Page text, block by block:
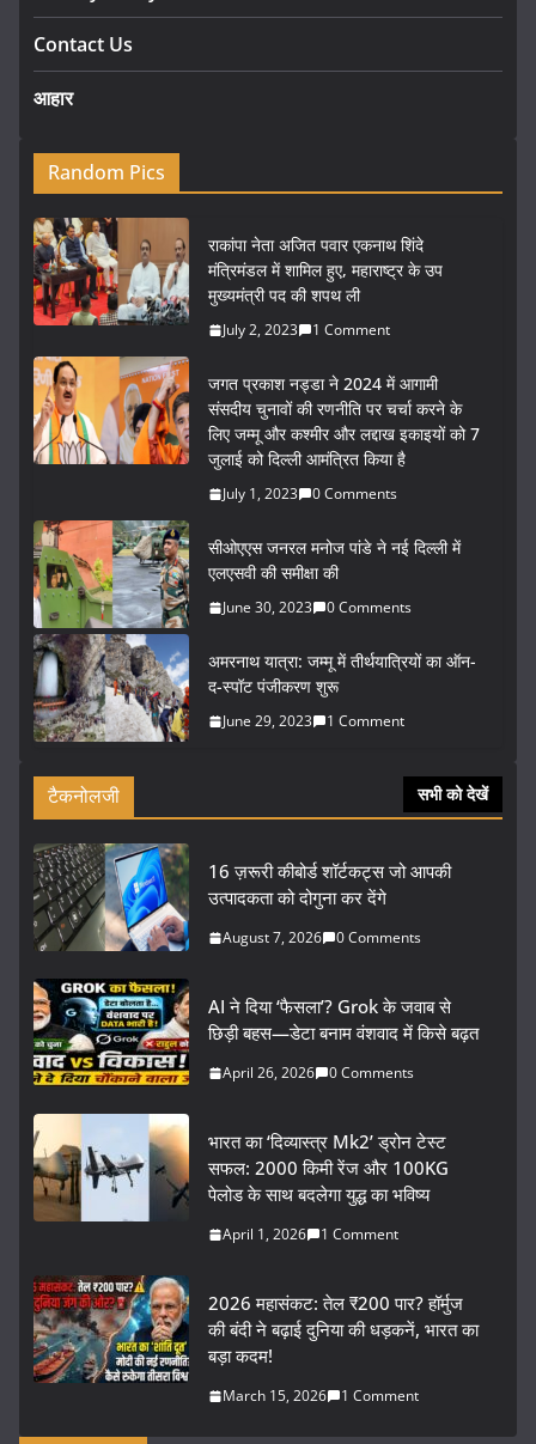
Contact Us
आहार
Random Pics
राकांपा नेता अजित पवार एकनाथ शिंदे
मंत्रिमंडल में शामिल हुए, महाराष्ट्र के उप
मुख्यमंत्री पद की शपथ ली
July 2, 2023 1 Comment
जगत प्रकाश नड्डा ने 2024 में आगामी
संसदीय चुनावों की रणनीति पर चर्चा करने के
लिए जम्मू और कश्मीर और लद्दाख इकाइयों को 7
जुलाई को दिल्ली आमंत्रित किया है
July 1, 2023 0 Comments
सीओएएस जनरल मनोज पांडे ने नई दिल्ली में
एलएसवी की समीक्षा की
June 30, 2023 0 Comments
अमरनाथ यात्रा: जम्मू में तीर्थयात्रियों का ऑन-
द-स्पॉट पंजीकरण शुरू
June 29, 2023 1 Comment
टैकनोलजी सभी को देखें
16 ज़रूरी कीबोर्ड शॉर्टकट्स जो आपकी
उत्पादकता को दोगुना कर देंगे
August 7, 2026 0 Comments
AI ने दिया ‘फैसला’? Grok के जवाब से
छिड़ी बहस—डेटा बनाम वंशवाद में किसे बढ़त
April 26, 2026 0 Comments
भारत का ‘दिव्यास्त्र Mk2’ ड्रोन टेस्ट
सफल: 2000 किमी रेंज और 100KG
पेलोड के साथ बदलेगा युद्ध का भविष्य
April 1, 2026 1 Comment
2026 महासंकट: तेल ₹200 पार? हॉर्मुज
की बंदी ने बढ़ाई दुनिया की धड़कनें, भारत का
बड़ा कदम!
March 15, 2026 1 Comment